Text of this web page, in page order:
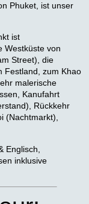
Phuket, ist unser
ist
Westküste von
Street), die
Festland, zum Khao
malerische
Kanufahrt
Rückkehr
(Nachtmarkt),
Englisch,
inklusive